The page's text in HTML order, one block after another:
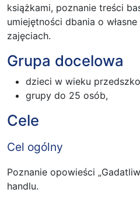
książkami, poznanie treści
umiejętności dbania o
zajęciach.
Grupa docelowa
dzieci w wieku
grupy do 25 osób,
Cele
Cel ogólny
Poznanie opowieści
handlu.